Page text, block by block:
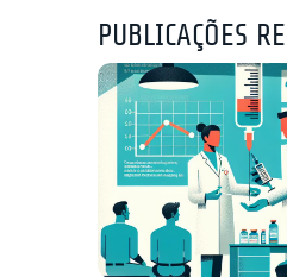
PUBLICAÇÕES